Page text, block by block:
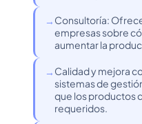
Consultoría:
empresas sobre
aumentar la
Calidad y mejora
sistemas de
que los productos
requeridos.